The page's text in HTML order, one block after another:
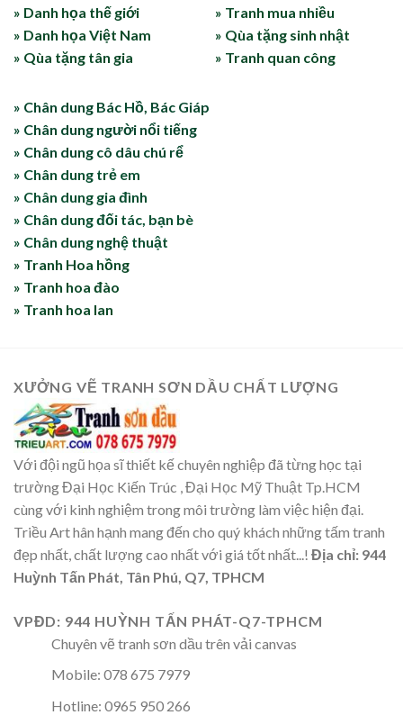
» Danh họa thế giới
» Danh họa Việt Nam
» Qùa tặng tân gia
» Tranh mua nhiều
» Qùa tặng sinh nhật
» Tranh quan công
» Chân dung Bác Hồ, Bác Giáp
» Chân dung người nổi tiếng
» Chân dung cô dâu chú rể
» Chân dung trẻ em
» Chân dung gia đình
» Chân dung đối tác, bạn bè
» Chân dung nghệ thuật
» Tranh Hoa hồng
» Tranh hoa đào
» Tranh hoa lan
XƯỞNG VẼ TRANH SƠN DẦU CHẤT LƯỢNG
Với đội ngũ họa sĩ thiết kế chuyên nghiệp đã từng học tại
trường Đại Học Kiến Trúc , Đại Học Mỹ Thuật Tp.HCM
cùng với kinh nghiệm trong môi trường làm việc hiện đại.
Triều Art hân hạnh mang đến cho quý khách những tấm tranh
đẹp nhất, chất lượng cao nhất với giá tốt nhất...! Địa chỉ: 944
Huỳnh Tấn Phát, Tân Phú, Q7, TPHCM
VPĐD: 944 HUỲNH TẤN PHÁT-Q7-TPHCM
Chuyên vẽ tranh sơn dầu trên vải canvas
Mobile: 078 675 7979
Hotline: 0965 950 266